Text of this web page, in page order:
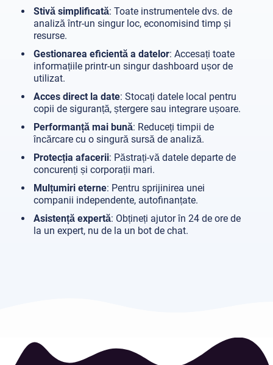
Stivă simplificată: Toate instrumentele dvs. de
analiză într-un singur loc, economisind timp și
resurse.
Gestionarea eficientă a datelor: Accesați toate
informațiile printr-un singur dashboard ușor de
utilizat.
Acces direct la date: Stocați datele local pentru
copii de siguranță, ștergere sau integrare ușoare.
Performanță mai bună: Reduceți timpii de
încărcare cu o singură sursă de analiză.
Protecția afacerii: Păstrați-vă datele departe de
concurenți și corporații mari.
Mulțumiri eterne: Pentru sprijinirea unei
companii independente, autofinanțate.
Asistență expertă: Obțineți ajutor în 24 de ore de
la un expert, nu de la un bot de chat.